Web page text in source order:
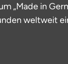
„Made in
weltweit